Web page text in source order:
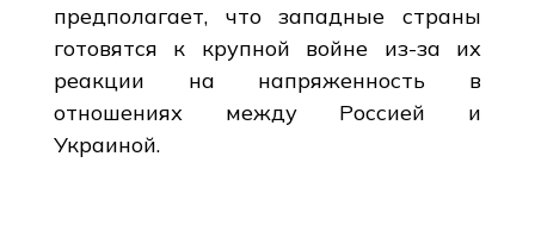
предполагает, что западные страны
готовятся к крупной войне из-за их
реакции на напряженность в
отношениях между Россией и
Украиной.